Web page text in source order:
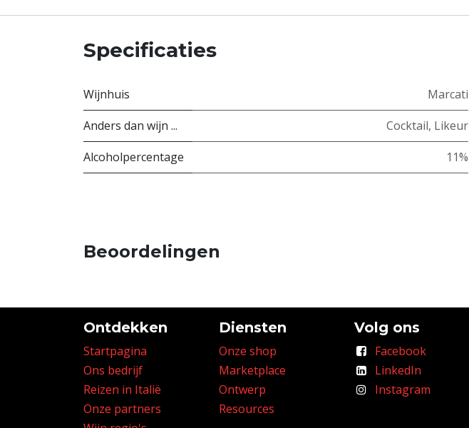
Specificaties
Wijnhuis
Marcati
Anders dan wijn ...
Cocktail, Likeur
Alcoholpercentage
11%
Beoordelingen
Ontdekken
Startpagina
Ons bedrijf
Reizen in Italië
Onze partners
Diensten
Onze shop
Marketplace
Ontwerp
Resources
Volg ons
Facebook
LinkedIn
Instagram